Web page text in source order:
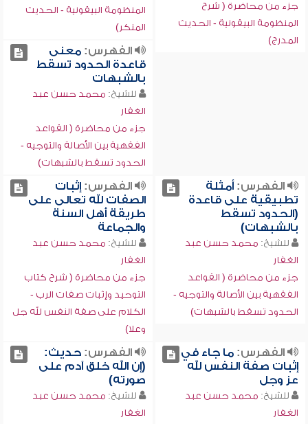
جزء من محاضرة ( شرح
المنظومة البيقونية - الحديث
المدرج)
المنظومة البيقونية - الحديث
المنكر)
الفهرس:معنى
قاعدة الحدود تسقط
بالشبهات
للشيخ: محمد حسن عبد
الغفار
جزء من محاضرة ( القواعد
الفقهية بين الأصالة والتوجيه -
الحدود تسقط بالشبهات)
الفهرس:أمثلة
تطبيقية على قاعدة
(الحدود تسقط
بالشبهات)
للشيخ: محمد حسن عبد
الغفار
جزء من محاضرة ( القواعد
الفقهية بين الأصالة والتوجيه -
الحدود تسقط بالشبهات)
الفهرس:إثبات
الصفات لله تعالى على
طريقة أهل السنة
والجماعة
للشيخ: محمد حسن عبد
الغفار
جزء من محاضرة ( شرح كتاب
التوحيد وإثبات صفات الرب -
الكلام على صفة النفس لله جل
وعلا)
الفهرس:ما جاء في
إثبات صفة النفس لله
عز وجل
للشيخ: محمد حسن عبد
الغفار
الفهرس:حديث:
(إن الله خلق آدم على
صورته)
للشيخ: محمد حسن عبد
الغفار